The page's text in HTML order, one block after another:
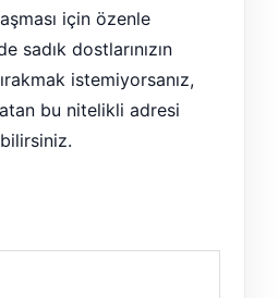
için özenle
sadık dostlarınızın
istemiyorsanız,
bu nitelikli adresi